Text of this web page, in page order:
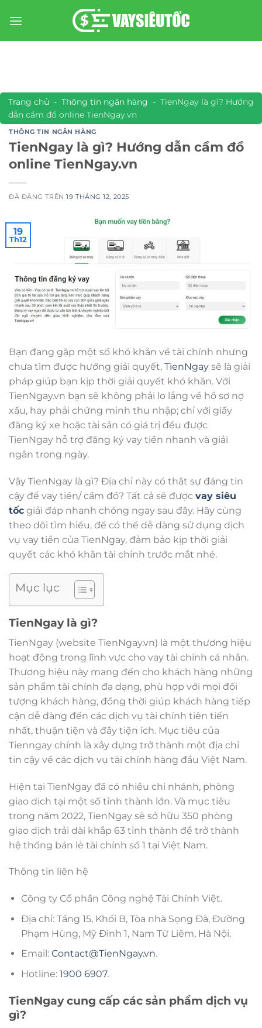
đến
Trang chủ - Thông tin ngân hàng - TienNgay là gì? Hướng
dẫn cầm đồ online TienNgay.vn
THÔNG TIN NGÂN HÀNG
TienNgay là gì? Hướng dẫn cầm đồ
online TienNgay.vn
ĐÃ ĐĂNG TRÊN19 THÁNG 12, 2025
19
Th12
Bạn đang gặp một số khó khăn về tài chính nhưng
chưa tìm được hướng giải quyết, TienNgay sẽ là giải
pháp giúp bạn kịp thời giải quyết khó khăn. Với
TienNgay.vn bạn sẽ không phải lo lắng về hồ sơ nợ
xấu, hay phải chứng minh thu nhập; chỉ với giấy
đăng ký xe hoặc tài sản có giá trị đều được
TienNgay hỗ trợ đăng ký vay tiền nhanh và giải
ngân trong ngày.
Vậy TienNgay là gì? Địa chỉ này có thật sự đáng tin
cậy để vay tiền/ cầm đồ? Tất cả sẽ được vay siêu
tốc giải đáp nhanh chóng ngay sau đây. Hãy cùng
theo dõi tìm hiểu, để có thể dễ dàng sử dụng dịch
vụ vay tiền của TienNgay, đảm bảo kịp thời giải
quyết các khó khăn tài chính trước mắt nhé.
Mục lục
TienNgay là gì?
TienNgay (website TienNgay.vn) là một thương hiệu
hoạt động trong lĩnh vực cho vay tài chính cá nhân.
Thương hiệu này mang đến cho khách hàng những
sản phẩm tài chính đa dạng, phù hợp với mọi đối
tượng khách hàng, đồng thời giúp khách hàng tiếp
cận dễ dàng đến các dịch vụ tài chính tiên tiến
nhất, thuận tiện và đầy tiện ích. Mục tiêu của
Tienngay chính là xây dựng trở thành một địa chỉ
tin cậy về các dịch vụ tài chính hàng đầu Việt Nam.
Hiện tại TienNgay đã có nhiều chi nhánh, phòng
giao dịch tại một số tỉnh thành lớn. Và mục tiêu
trong năm 2022, TienNgay sẽ sở hữu 350 phòng
giao dịch trải dài khắp 63 tỉnh thành để trở thành
hệ thống bán lẻ tài chính số 1 tại Việt Nam.
Thông tin liên hệ
Công ty Cổ phần Công nghệ Tài Chính Việt.
Địa chỉ: Tầng 15, Khối B, Tòa nhà Sọng Đà, Đường
Phạm Hùng, Mỹ Đình 1, Nam Từ Liêm, Hà Nội.
Email: Contact@TienNgay.vn.
Hotline: 1900 6907.
TienNgay cung cấp các sản phẩm dịch vụ
gì?